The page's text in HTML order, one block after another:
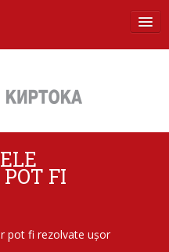
la fapte
FI
pot fi rezolvate uşor